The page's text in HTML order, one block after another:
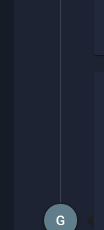
G